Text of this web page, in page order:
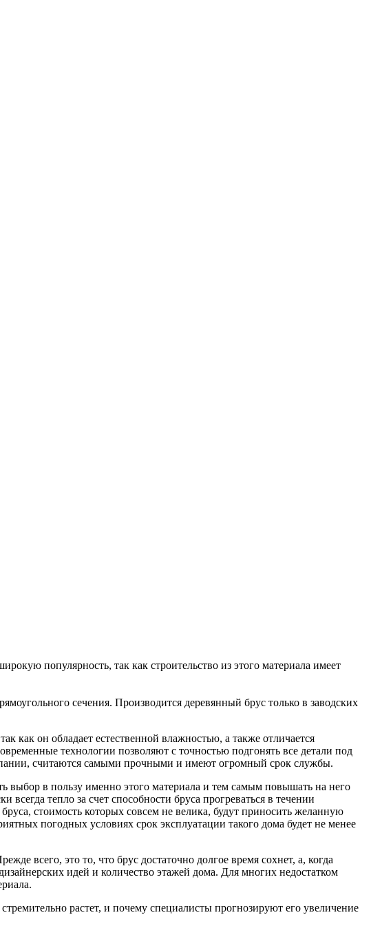
популярность, так как строительство из этого материала имеет
сечения. Производится деревянный брус только в заводских
как он обладает естественной влажностью, а также отличается
технологии позволяют с точностью подгонять все детали под
считаются самыми прочными и имеют огромный срок службы.
выбор в пользу именно этого материала и тем самым повышать на него
тепло за счет способности бруса прогреваться в течении
стоимость которых совсем не велика, будут приносить желанную
погодных условиях срок эксплуатации такого дома будет не менее
всего, это то, что брус достаточно долгое время сохнет, а, когда
идей и количество этажей дома. Для многих недостатком
растет, и почему специалисты прогнозируют его увеличение